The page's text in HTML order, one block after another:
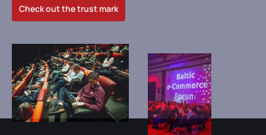
Check out the trust mark